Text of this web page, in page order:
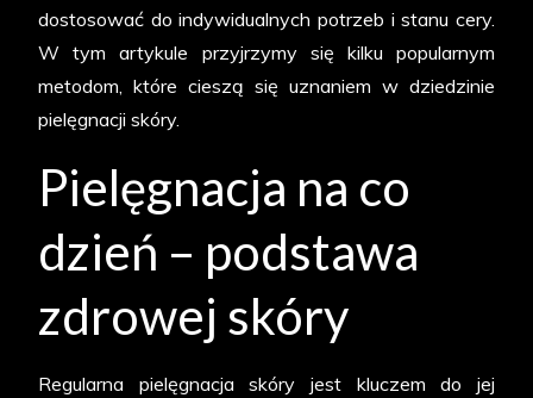
dostosować do indywidualnych potrzeb i stanu cery.
W tym artykule przyjrzymy się kilku popularnym
metodom, które cieszą się uznaniem w dziedzinie
pielęgnacji skóry.
Pielęgnacja na co
dzień – podstawa
zdrowej skóry
Regularna pielęgnacja skóry jest kluczem do jej